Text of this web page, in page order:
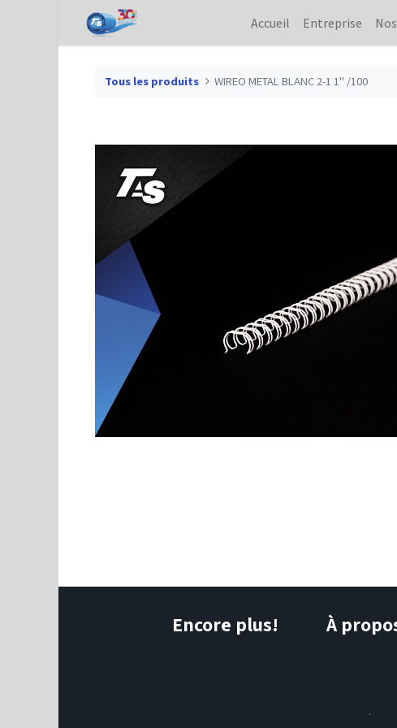
Accueil Entreprise
Tous les produits WIREO METAL BLANC 2-1 1" /100
Encore plus! À
.